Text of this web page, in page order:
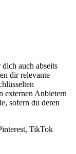
auch abseits
dir relevante
externen Anbietern
sofern du deren
TikTok